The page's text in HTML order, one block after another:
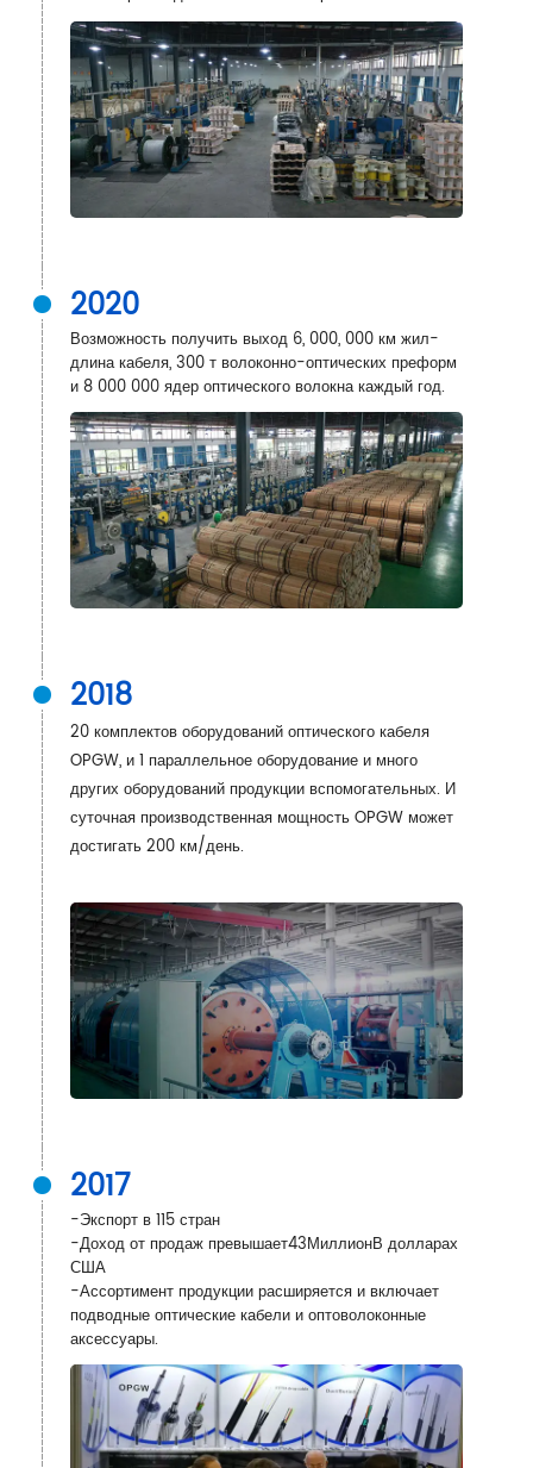
2020
Возможность получить выход 6, 000, 000 км жил-
длина кабеля, 300 т волоконно-оптических преформ
и 8 000 000 ядер оптического волокна каждый год.
2018
20 комплектов оборудований оптического кабеля
OPGW, и 1 параллельное оборудование и много
других оборудований продукции вспомогательных. И
суточная производственная мощность OPGW может
достигать 200 км/день.
2017
-Экспорт в 115 стран
-Доход от продаж превышает43МиллионВ долларах
США
-Ассортимент продукции расширяется и включает
подводные оптические кабели и оптоволоконные
аксессуары.